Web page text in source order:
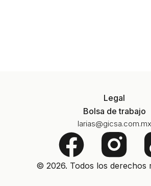
Legal
Bolsa de trabajo
larias@gicsa.com.mx
F
a
© 2026. Todos los derechos